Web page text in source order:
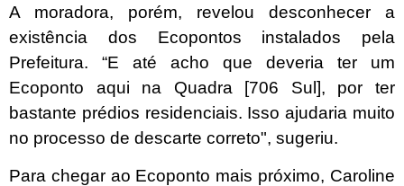
A moradora, porém, revelou desconhecer a
existência dos Ecopontos instalados pela
Prefeitura. “E até acho que deveria ter um
Ecoponto aqui na Quadra [706 Sul], por ter
bastante prédios residenciais. Isso ajudaria muito
no processo de descarte correto", sugeriu.
Para chegar ao Ecoponto mais próximo, Caroline